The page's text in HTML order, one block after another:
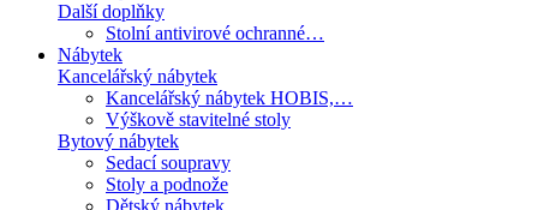
Další doplňky
Stolní antivirové ochranné…
Nábytek
Kancelářský nábytek
Kancelářský nábytek HOBIS,…
Výškově stavitelné stoly
Bytový nábytek
Sedací soupravy
Stoly a podnože
Dětský nábytek